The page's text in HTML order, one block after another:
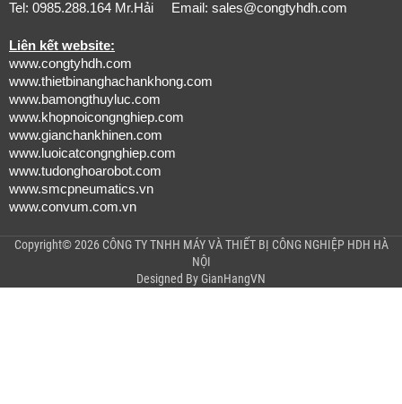
Tel: 0985.288.164 Mr.Hải Email: sales@congtyhdh.com
Liên kết website:
www.congtyhdh.com
www.thietbinanghachankhong.com
www.bamongthuyluc.com
www.khopnoicongnghiep.com
www.gianchankhinen.com
www.luoicatcongnghiep.com
www.tudonghoarobot.com
www.smcpneumatics.vn
www.convum.com.vn
Copyright© 2026 CÔNG TY TNHH MÁY VÀ THIẾT BỊ CÔNG NGHIỆP HDH HÀ
NỘI
Designed By GianHangVN